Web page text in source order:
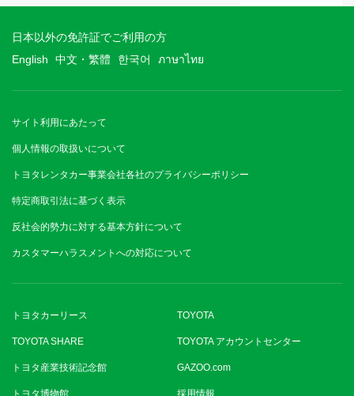
日本以外の免許証でご利用の方
English
中文・繁體 한국어 ภาษาไทย
サイト利用にあたって
個人情報の取扱いについて
トヨタレンタカー事業会社各社のプライバシーポリシー
特定商取引法に基づく表示
反社会的勢力に対する基本方針について
カスタマーハラスメントへの対応について
トヨタカーリース TOYOTA
TOYOTA SHARE TOYOTA アカウントセンター
トヨタ産業技術記念館 GAZOO.com
トヨタ博物館 採用情報